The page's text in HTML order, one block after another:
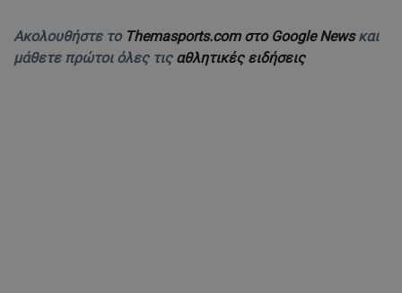
Ακολουθήστε το Themasports.com στο Google Newsκαι
μάθετε πρώτοι όλες τις αθλητικές ειδήσεις